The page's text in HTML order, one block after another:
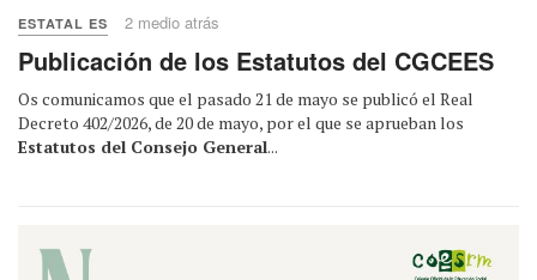
ESTATAL ES 2 medio atrás
Publicación de los Estatutos del CGCEES
Os comunicamos que el pasado 21 de mayo se publicó el Real
Decreto 402/2026, de 20 de mayo, por el que se aprueban los
Estatutos del Consejo General...